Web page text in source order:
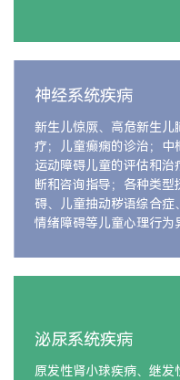
神经系统疾病
新生儿惊厥、高危新生儿
疗；儿童癫痫的诊治；中
运动障碍儿童的评估和
断和咨询指导；各种类
碍、儿童抽动秽语综合症
情绪障碍等儿童心理行为
泌尿系统疾病
原发性肾小球疾病、继